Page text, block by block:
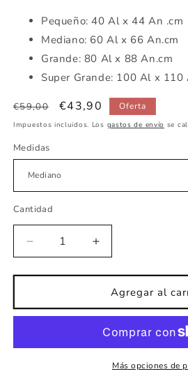
Pequeño: 40 Al x 44 An .cm
Mediano: 60 Al x 66 An.cm
Grande: 80 Al x 88 An.cm
Super Grande: 100 Al x 110
Precio
habitual
€59,00
Precio
de
€43,90 Oferta
Impuestos incluidos. Los gastos de envío se
Medidas
Cantidad
Reducir
cantidad
para
bebe
Panda
Aumentar
cantidad
para
Vinilos
bebe
Panda
Agregar al
Más opciones de